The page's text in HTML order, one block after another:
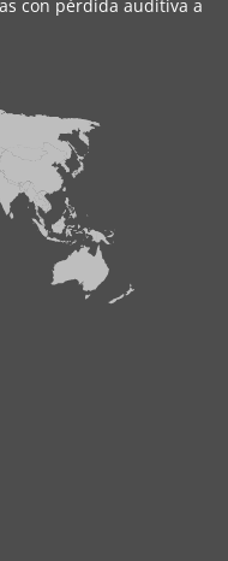
con pérdida auditiva a